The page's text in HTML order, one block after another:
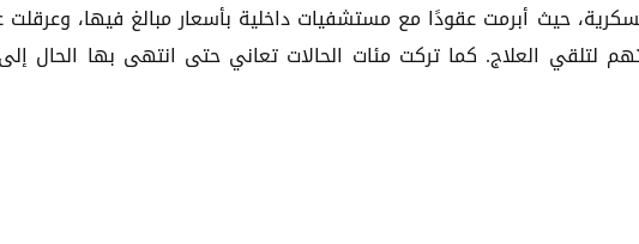
حيث أبرمت عقودًا مع مستشفيات داخلية بأسعار مبالغ فيها، وعرقلت
لتلقي العلاج. كما تركت مئات الحالات تعاني حتى انتهى بها الحال